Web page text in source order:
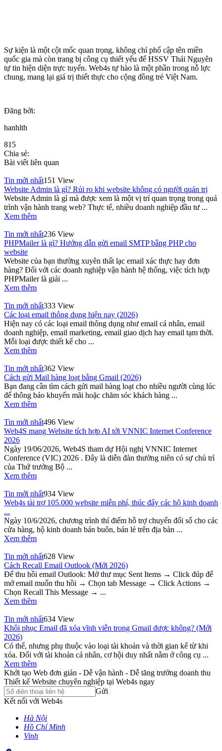
Sự kiện là một cột mốc quan trọng, không chỉ phổ cập tên miền
quốc gia mà còn trang bị công cụ thiết yếu để HSSV Thái Nguyên
tự tin hiện diện trực tuyến. Web4s tự hào là một phần trong nỗ lực
chung, mang lại giá trị thiết thực cho cộng đồng trẻ Việt Nam.
Đăng bởi:
hanhlth
815
Chia sẻ:
Bài viết liên quan
Tin mới nhất151 View
Website Admin là gì? Rủi ro khi website không có người quản trị
Website Admin là gì mà được xem là một vị trí quan trọng trong quá
trình vận hành trang web? Thực tế, nhiều doanh nghiệp đầu tư ...
Xem thêm
Tin mới nhất236 View
PHPMailer là gì? Hướng dẫn gửi email SMTP bằng PHP cho
website
Website của bạn thường xuyên thất lạc email xác thực hay đơn
hàng? Đối với các doanh nghiệp vận hành hệ thống, việc tích hợp
PHPMailer là giải ...
Xem thêm
Tin mới nhất333 View
Các loại email thông dụng hiện nay (2026)
Hiện nay có các loại email thông dụng như email cá nhân, email
doanh nghiệp, email marketing, email giao dịch hay email tạm thời.
Mỗi loại được thiết kế cho ...
Xem thêm
Tin mới nhất362 View
Cách gửi Mail hàng loạt bằng Gmail (2026)
Bạn đang cần tìm cách gửi mail hàng loạt cho nhiều người cùng lúc
để thông báo khuyến mãi hoặc chăm sóc khách hàng ...
Xem thêm
Tin mới nhất496 View
Web4S mang Website tích hợp AI tới VNNIC Internet Conference
2026
Ngày 19/06/2026, Web4S tham dự Hội nghị VNNIC Internet
Conference (VIC) 2026 . Đây là diễn đàn thường niên có sự chủ trì
của Thứ trưởng Bộ ...
Xem thêm
Tin mới nhất934 View
Web4s tài trợ 105.000 website miễn phí, thúc đẩy các hộ kinh doanh
...
Ngày 10/6/2026, chương trình thí điểm hỗ trợ chuyển đổi số cho các
cửa hàng, hộ kinh doanh bán buôn, bán lẻ trên địa bàn ...
Xem thêm
Tin mới nhất628 View
Cách Recall Email Outlook (Mới 2026)
Để thu hồi email Outlook: Mở thư mục Sent Items → Click đúp để
mở email muốn thu hồi → Chọn tab Message → Click Actions →
Chọn Recall This Message → ...
Xem thêm
Tin mới nhất634 View
Khôi phục Email đã xóa vĩnh viễn trong Gmail được không? (Mới
2026)
Có thể, nhưng phụ thuộc vào loại tài khoản và thời gian kể từ khi
xóa. Đối với tài khoản cá nhân, cơ hội duy nhất nằm ở công cụ ...
Xem thêm
Khởi tạo Web đơn giản - Dễ vận hành - Dễ tăng trưởng doanh thu
Thiết kế Website chuyên nghiệp tại Web4s ngay
Gửi
Kết nối với Web4s
Hà Nội
Hồ Chí Minh
Vinh